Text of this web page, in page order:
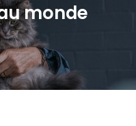
monde